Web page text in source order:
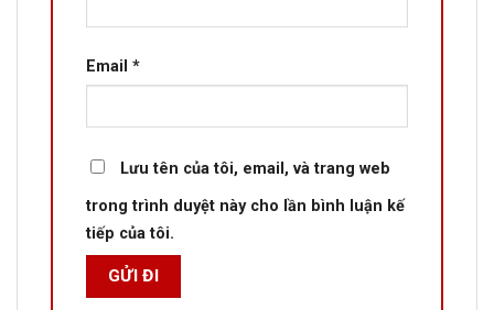
Email *
Lưu tên của tôi, email, và trang web
trong trình duyệt này cho lần bình luận kế
tiếp của tôi.